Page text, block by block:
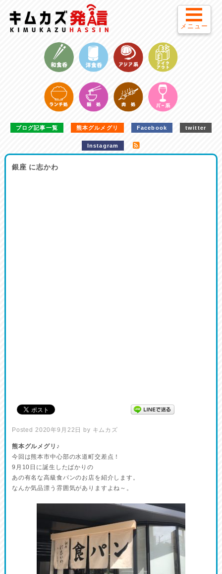
ブログ記事一覧 熊本グルメグリ Facebook twitter
Instagram
銀座 に志かわ
Posted 2020年9月22日 by キムカズ
熊本グルメグリ♪
今回は熊本市中心部の水道町交差点！
9月10日に誕生したばかりの
あの有名な高級食パンのお店を紹介します。
なんか気品漂う雰囲気がありますよね～。
メニュー